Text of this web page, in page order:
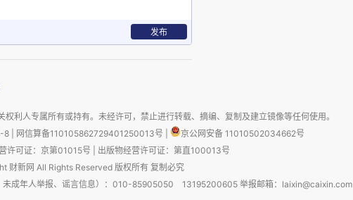
，但销售额同比微增0.35%，表
但部分场景化的产品如火锅相关，以
2024年4月-2026年3月，调味品类
发布
利人专属所有或持有。未经许可，禁止进行转载、摘编、复制及建立镜像等任何使用。
8 网信算备110105862729401250013号
京公网安备 11010502034662号
许可证：京第01015号
出版物经营许可证：第直100013号
财新网 All Rights Reserved 版权所有 复制必究
未成年人举报、谣言信息）：010-85905050 13195200605 举报邮箱：laixin@caixin.com